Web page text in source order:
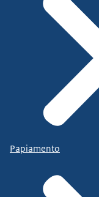
Papiamento